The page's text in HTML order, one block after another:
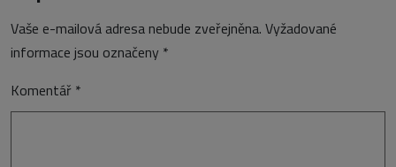
Vaše e-mailová adresa nebude zveřejněna. Vyžadované
informace jsou označeny *
Komentář *